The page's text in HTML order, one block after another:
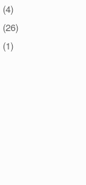
(4)
(26)
(1)